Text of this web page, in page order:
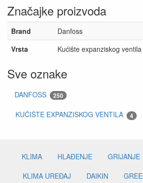
Značajke proizvoda
Brand
Danfoss
Vrsta
Kućište expanziskog ventila
Sve oznake
DANFOSS 250
KUĆIŠTE EXPANZISKOG VENTILA 4
KLIMA HLAĐENJE
GRIJANJE
KLIMA UREĐAJ
DAIKIN
GREE